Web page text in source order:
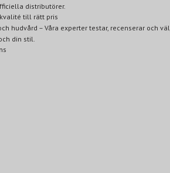
distributörer.
till rätt pris
hudvård – Våra experter testar, recenserar och
din stil.